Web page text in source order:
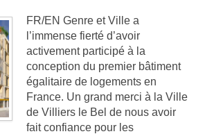
FR/EN Genre et Ville a
l’immense fierté d’avoir
activement participé à la
conception du premier bâtiment
égalitaire de logements en
France. Un grand merci à la Ville
de Villiers le Bel de nous avoir
fait confiance pour les